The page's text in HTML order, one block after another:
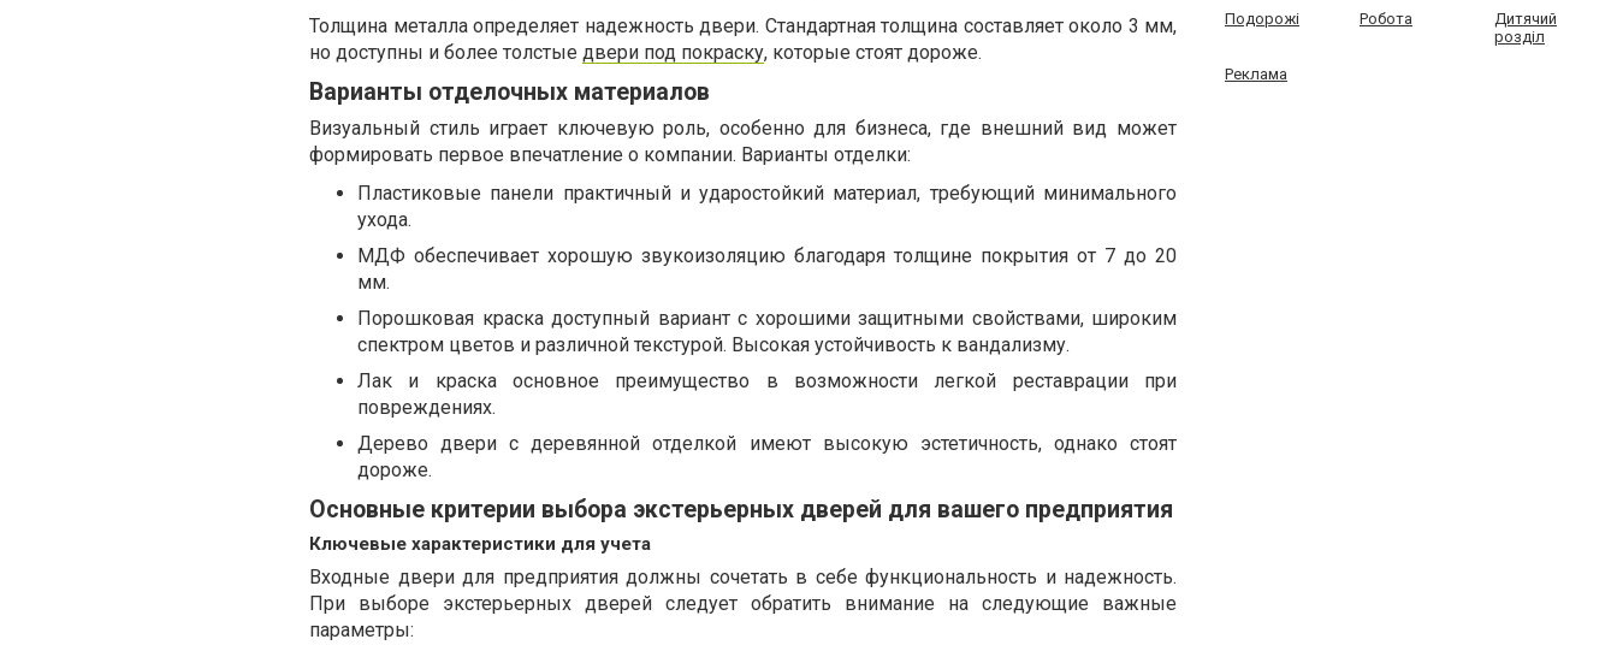
Толщина металла определяет надежность двери. Стандартная толщина составляет около 3 мм,
но доступны и более толстые двери под покраску, которые стоят дороже.
Варианты отделочных материалов
Визуальный стиль играет ключевую роль, особенно для бизнеса, где внешний вид может
формировать первое впечатление о компании. Варианты отделки:
Пластиковые панели практичный и ударостойкий материал, требующий минимального
ухода.
МДФ обеспечивает хорошую звукоизоляцию благодаря толщине покрытия от 7 до 20
мм.
Порошковая краска доступный вариант с хорошими защитными свойствами, широким
спектром цветов и различной текстурой. Высокая устойчивость к вандализму.
Лак и краска основное преимущество в возможности легкой реставрации при
повреждениях.
Дерево двери с деревянной отделкой имеют высокую эстетичность, однако стоят
дороже.
Основные критерии выбора экстерьерных дверей для вашего предприятия
Ключевые характеристики для учета
Входные двери для предприятия должны сочетать в себе функциональность и надежность.
При выборе экстерьерных дверей следует обратить внимание на следующие важные
параметры:
Подорожі Робота
Дитячий
розділ
Реклама